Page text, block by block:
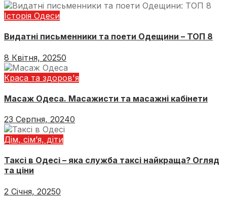
Історія Одеси
Видатні письменники та поети Одещини – ТОП 8
8 Квітня, 20250
Краса та здоров'я
Масаж Одеса. Масажисти та масажні кабінети
23 Серпня, 20240
Дім, сім’я, діти
Таксі в Одесі – яка служба таксі найкраща? Огляд
та ціни
2 Січня, 20250